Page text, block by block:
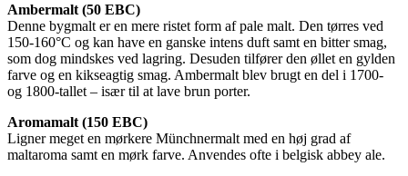
Ambermalt (50 EBC)
Denne bygmalt er en mere ristet form af pale malt. Den tørres ved
150-160°C og kan have en ganske intens duft samt en bitter smag,
som dog mindskes ved lagring. Desuden tilfører den øllet en gylden
farve og en kikseagtig smag. Ambermalt blev brugt en del i 1700-
og 1800-tallet – især til at lave brun porter.
Aromamalt (150 EBC)
Ligner meget en mørkere Münchnermalt med en høj grad af
maltaroma samt en mørk farve. Anvendes ofte i belgisk abbey ale.